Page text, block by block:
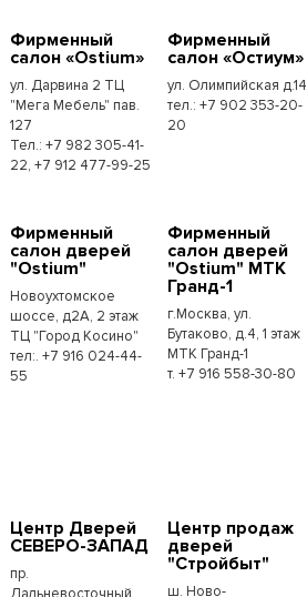
Фирменный
салон «Ostium»
ул. Дарвина 2 ТЦ
"Мега Мебель" пав.
127
Тел.: +7 982 305-41-
22, +7 912 477-99-25
Фирменный
салон «Остиум»
ул. Олимпийская д.14
тел.: +7 902 353-20-
20
Фирменный
салон дверей
"Ostium"
Новоухтомское
шоссе, д2А, 2 этаж
ТЦ "Город Косино"
тел:. +7 916 024-44-
55
Фирменный
салон дверей
"Ostium" МТК
Гранд-1
г.Москва, ул.
Бутаково, д.4, 1 этаж
МТК Гранд-1
т. +7 916 558-30-80
Центр Дверей
СЕВЕРО-ЗАПАД
пр.
Дальневосточный
Центр продаж
дверей
"Стройбыт"
ш. Ново-